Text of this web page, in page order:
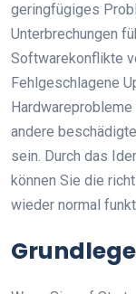
geringfügiges
Unterbrechungen
Softwarekonflikte
Fehlgeschlagene
andere
sein. Durch das
können Sie die
wieder normal